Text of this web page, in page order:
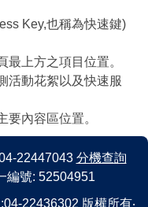
Key,也稱為快速鍵)
上方之項目位置。
活動花絮以及快速服
要內容區位置。
22447043 分機查詢
編號: 52504951
22436302 版權所有‧